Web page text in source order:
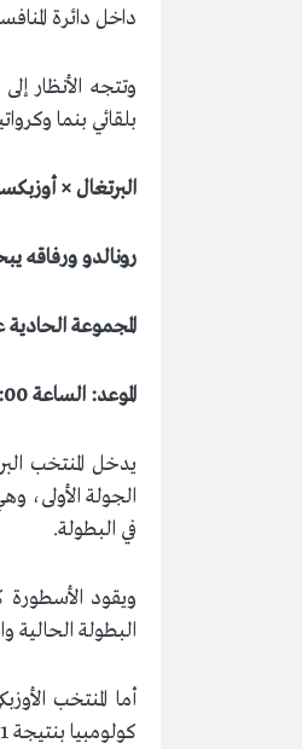
داخل دائرة
وتتجه الأنظار
بلقائي بنما
البرتغال ×
رونالدو ورفاقه
المجموعة
الموعد: الساعة 9:00 مساءً بتوقيت مسقط
الجولة الأولى،
في البطولة.
ويقود الأسطورة
البطولة الحالية
أما المنتخب
كولومبيا بنتيجة 1-3، ليبقى دون نقاط ويحتاج إلى نتيجة إيجابية للإبقاء على آماله قائمة قبل الجولة الثالثة.